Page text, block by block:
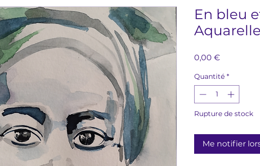
En bleu
0,00 €
Quantité *
Rupture de stock
Me notifier